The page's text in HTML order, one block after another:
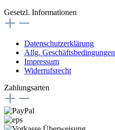
Gesetzl. Informationen
Datenschutzerklärung
Allg. Geschäftsbedingungen
Impressum
Widerrufsrecht
Zahlungsarten